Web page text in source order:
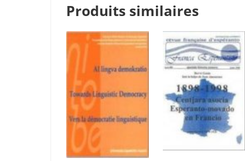
Produits similaires